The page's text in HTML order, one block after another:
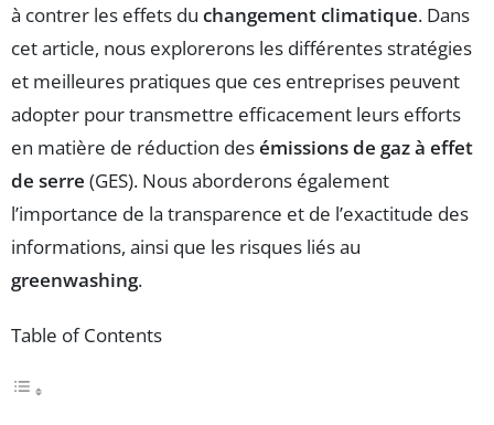
à contrer les effets du changement climatique. Dans
cet article, nous explorerons les différentes stratégies
et meilleures pratiques que ces entreprises peuvent
adopter pour transmettre efficacement leurs efforts
en matière de réduction desémissions de gaz à effet
de serre (GES). Nous aborderons également
l’importance de la transparence et de l’exactitude des
informations, ainsi que les risques liés au
greenwashing.
Table of Contents